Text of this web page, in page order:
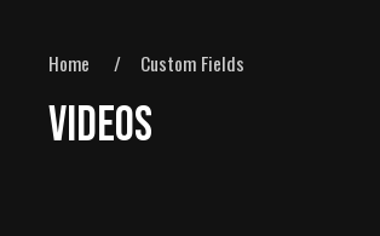
Home Custom Fields
VIDEOS